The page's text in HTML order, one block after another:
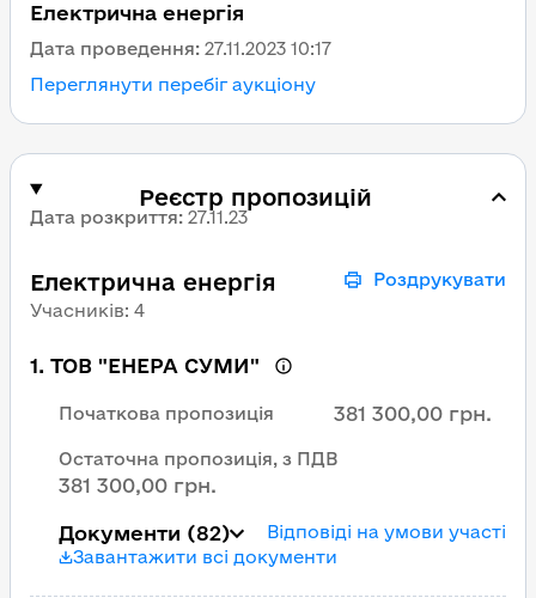
Електрична енергія
Дата проведення: 27.11.2023 10:17
Переглянути перебіг аукціону
Реєстр пропозицій
Дата розкриття: 27.11.23
Електрична енергія
Учасників: 4
Роздрукувати
1. ТОВ "ЕНЕРА СУМИ"
Початкова пропозиція 381 300,00 грн.
Остаточна пропозиція, з ПДВ
381 300,00 грн.
Документи (82)
Відповіді на умови участі
Завантажити всі документи